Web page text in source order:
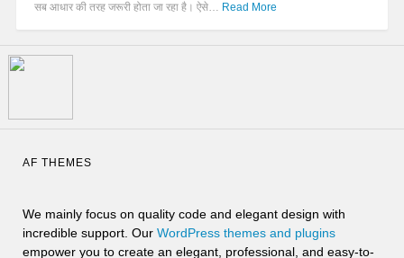
सब आधार की तरह जरूरी होता जा रहा है। ऐसे… Read More
AF THEMES
We mainly focus on quality code and elegant design with
incredible support. Our WordPress themes and plugins
empower you to create an elegant, professional, and easy-to-